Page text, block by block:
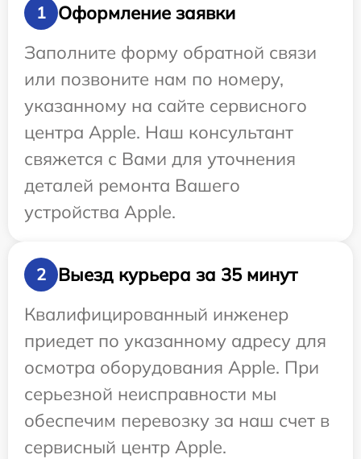
1
Оформление заявки
Заполните форму обратной связи
или позвоните нам по номеру,
указанному на сайте сервисного
центра Apple. Наш консультант
свяжется с Вами для уточнения
деталей ремонта Вашего
устройства Apple.
2
Выезд курьера за 35 минут
Квалифицированный инженер
приедет по указанному адресу для
осмотра оборудования Apple. При
серьезной неисправности мы
обеспечим перевозку за наш счет в
сервисный центр Apple.